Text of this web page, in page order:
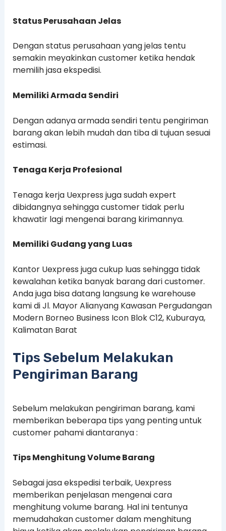
Status Perusahaan Jelas
Dengan status perusahaan yang jelas tentu
semakin meyakinkan customer ketika hendak
memilih jasa ekspedisi.
Memiliki Armada Sendiri
Dengan adanya armada sendiri tentu pengiriman
barang akan lebih mudah dan tiba di tujuan sesuai
estimasi.
Tenaga Kerja Profesional
Tenaga kerja Uexpress juga sudah expert
dibidangnya sehingga customer tidak perlu
khawatir lagi mengenai barang kirimannya.
Memiliki Gudang yang Luas
Kantor Uexpress juga cukup luas sehingga tidak
kewalahan ketika banyak barang dari customer.
Anda juga bisa datang langsung ke warehouse
kami di Jl. Mayor Alianyang Kawasan Pergudangan
Modern Borneo Business Icon Blok C12, Kuburaya,
Kalimatan Barat
Tips Sebelum Melakukan
Pengiriman Barang
Sebelum melakukan pengiriman barang, kami
memberikan beberapa tips yang penting untuk
customer pahami diantaranya :
Tips Menghitung Volume Barang
Sebagai jasa ekspedisi terbaik, Uexpress
memberikan penjelasan mengenai cara
menghitung volume barang. Hal ini tentunya
memudahakan customer dalam menghitung